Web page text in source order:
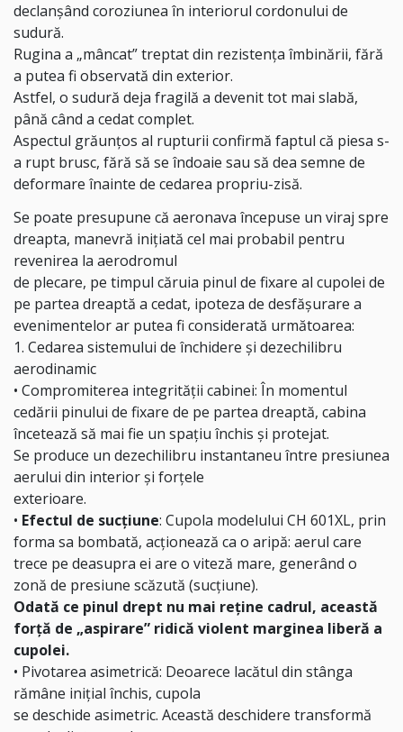
declanșând coroziunea în interiorul cordonului de
sudură.
Rugina a „mâncat” treptat din rezistența îmbinării, fără
a putea fi observată din exterior.
Astfel, o sudură deja fragilă a devenit tot mai slabă,
până când a cedat complet.
Aspectul grăunțos al rupturii confirmă faptul că piesa s-
a rupt brusc, fără să se îndoaie sau să dea semne de
deformare înainte de cedarea propriu-zisă.
Se poate presupune că aeronava începuse un viraj spre
dreapta, manevră inițiată cel mai probabil pentru
revenirea la aerodromul
de plecare, pe timpul căruia pinul de fixare al cupolei de
pe partea dreaptă a cedat, ipoteza de desfășurare a
evenimentelor ar putea fi considerată următoarea:
1. Cedarea sistemului de închidere și dezechilibru
aerodinamic
• Compromiterea integrității cabinei: În momentul
cedării pinului de fixare de pe partea dreaptă, cabina
încetează să mai fie un spațiu închis și protejat.
Se produce un dezechilibru instantaneu între presiunea
aerului din interior și forțele
exterioare.
• Efectul de sucțiune: Cupola modelului CH 601XL, prin
forma sa bombată, acționează ca o aripă: aerul care
trece pe deasupra ei are o viteză mare, generând o
zonă de presiune scăzută (sucțiune).
Odată ce pinul drept nu mai reține cadrul, această
forță de „aspirare” ridică violent marginea liberă a
cupolei.
• Pivotarea asimetrică: Deoarece lacătul din stânga
rămâne inițial închis, cupola
se deschide asimetric. Această deschidere transformă